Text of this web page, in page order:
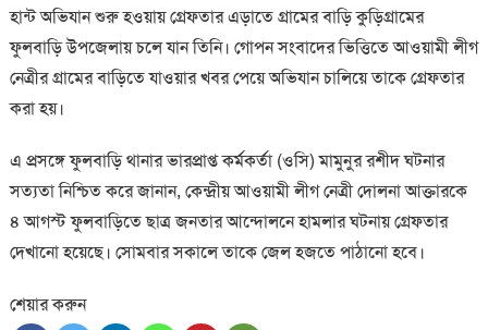
হান্ট অভিযান শুরু হওয়ায় গ্রেফতার এড়াতে গ্রামের বাড়ি কুড়িগ্রামের
ফুলবাড়ি উপজেলায় চলে যান তিনি। গোপন সংবাদের ভিত্তিতে আওয়ামী লীগ
নেত্রীর গ্রামের বাড়িতে যাওয়ার খবর পেয়ে অভিযান চালিয়ে তাকে গ্রেফতার
করা হয়।
এ প্রসঙ্গে ফুলবাড়ি থানার ভারপ্রাপ্ত কর্মকর্তা (ওসি) মামুনুর রশীদ ঘটনার
সত্যতা নিশ্চিত করে জানান, কেন্দ্রীয় আওয়ামী লীগ নেত্রী দোলনা আক্তারকে
৪ আগস্ট ফুলবাড়িতে ছাত্র জনতার আন্দোলনে হামলার ঘটনায় গ্রেফতার
দেখানো হয়েছে। সোমবার সকালে তাকে জেল হজতে পাঠানো হবে।
শেয়ার করুন